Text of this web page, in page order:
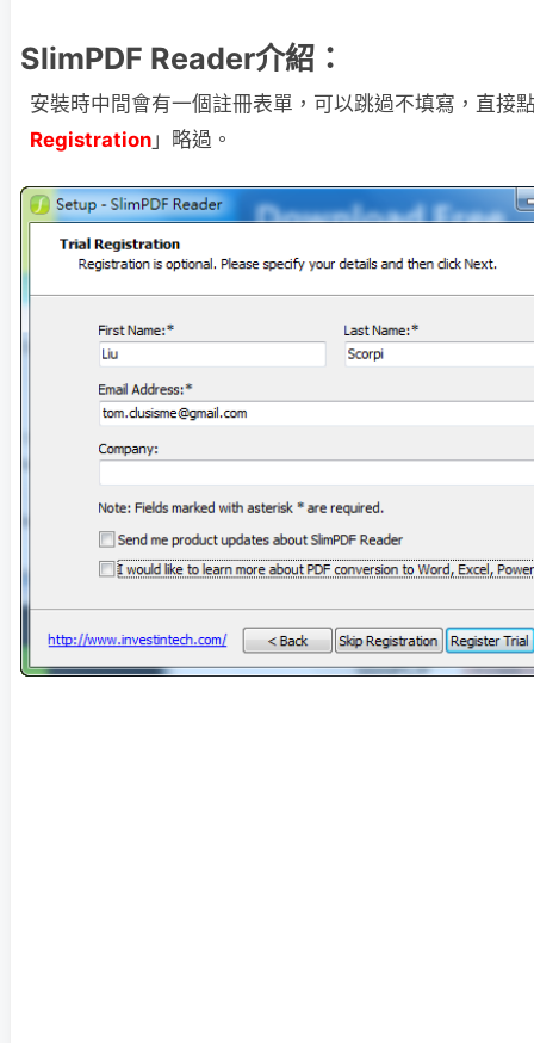
SlimPDF Reader介紹：
安裝時中間會有一個註冊表單，可以跳過不填寫，直接
Registration 」略過。